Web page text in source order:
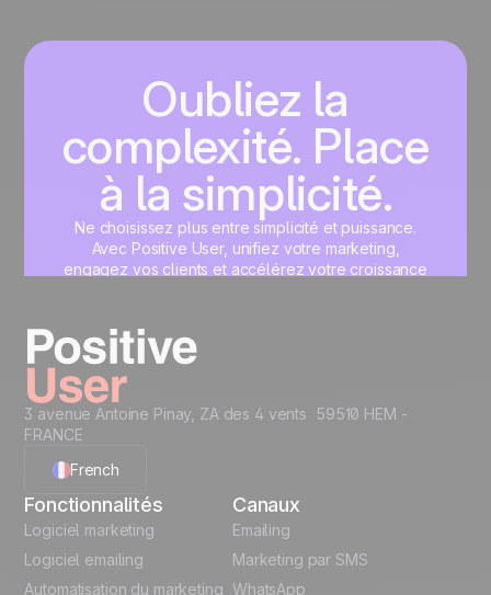
Oubliez la
complexité. Place
à la simplicité.
Ne choisissez plus entre simplicité et puissance.
Avec Positive User, unifiez votre marketing,
engagez vos clients et accélérez votre croissance
Commencez maintenant
3 avenue Antoine Pinay, ZA des 4 vents 59510 HEM -
FRANCE
French
English
Fonctionnalités
Logiciel marketing
Logiciel emailing
Automatisation du marketing
Canaux
Emailing
Marketing par SMS
WhatsApp